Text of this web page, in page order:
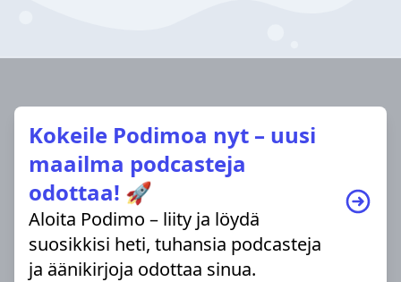
Kokeile Podimoa nyt – uusi
maailma podcasteja
odottaa! 🚀
Aloita Podimo – liity ja löydä
suosikkisi heti, tuhansia podcasteja
ja äänikirjoja odottaa sinua.